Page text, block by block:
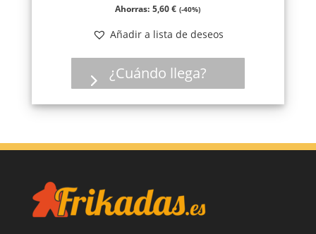
precio
era:
13,99 €.
precio
es:
8,39 €.
Ahorras: 5,60€ (-40%)
Añadir a lista de deseos
¿Cuándo llega?